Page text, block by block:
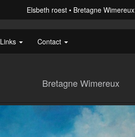
Elsbeth roest Bretagne Wimereux
Links Contact
Bretagne Wimereux